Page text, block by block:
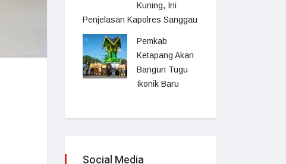
Kuning, Ini
Penjelasan Kapolres Sanggau
Pemkab
Ketapang Akan
Bangun Tugu
Ikonik Baru
Social Media